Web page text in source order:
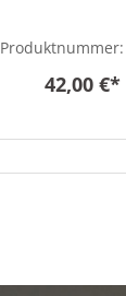
Produktnummer:
42,00 €*